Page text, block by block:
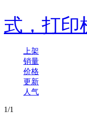
针
式，打印
上架
销量
价格
更新
人气
1/1